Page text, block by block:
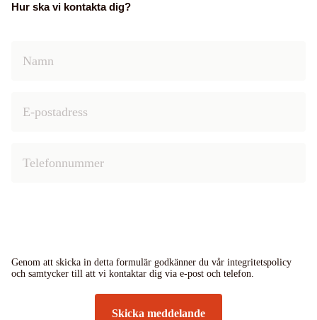
Hur ska vi kontakta dig?
Genom att skicka in detta formulär godkänner du vår integritetspolicy
och samtycker till att vi kontaktar dig via e-post och telefon.
Skicka meddelande